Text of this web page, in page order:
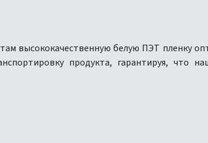
высококачественную белую ПЭТ пленку
продукта, гарантируя, что